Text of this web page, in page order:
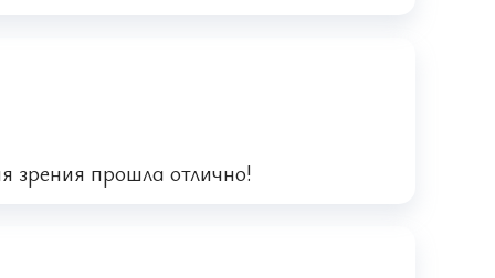
зрения прошла отлично!